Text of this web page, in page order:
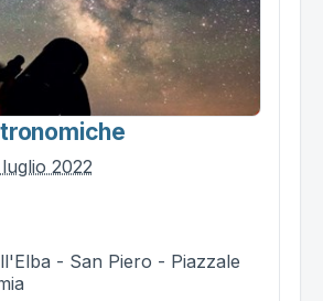
2022
- San Piero - Piazzale